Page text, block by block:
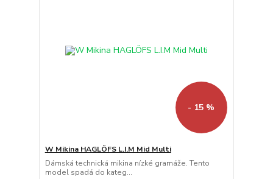
- 15 %
W Mikina HAGLÖFS L.I.M Mid Multi
Dámská technická mikina nízké gramáže. Tento
model spadá do kateg...